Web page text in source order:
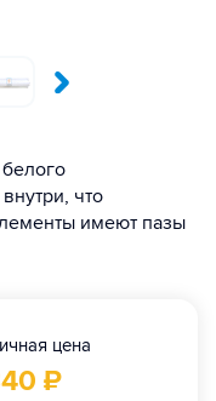
что
имеют пазы
цена
₽